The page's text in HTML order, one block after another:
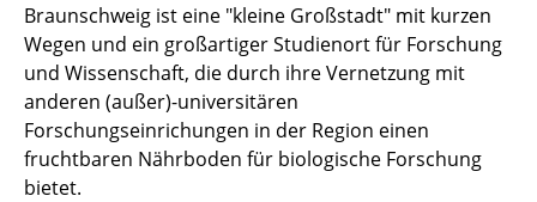
Braunschweig ist eine "kleine Großstadt" mit kurzen
Wegen und ein großartiger Studienort für Forschung
und Wissenschaft, die durch ihre Vernetzung mit
anderen (außer)-universitären
Forschungseinrichungen in der Region einen
fruchtbaren Nährboden für biologische Forschung
bietet.